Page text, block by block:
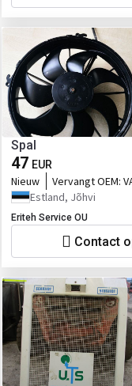
Spal
47 EUR
Nieuw Vervangt OEM:
VA22AP11/C50S,
AP70/LL-36A, VA
Estland, Jõhvi
Eriteh Service OU
Contact